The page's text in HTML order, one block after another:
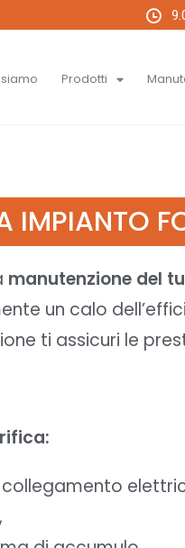
Prodotti
IMPIANTO
manutenzione del
un calo
ti assicuri le